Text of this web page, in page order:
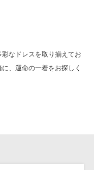
なドレスを取り揃えてお
、運命の一着をお探しく